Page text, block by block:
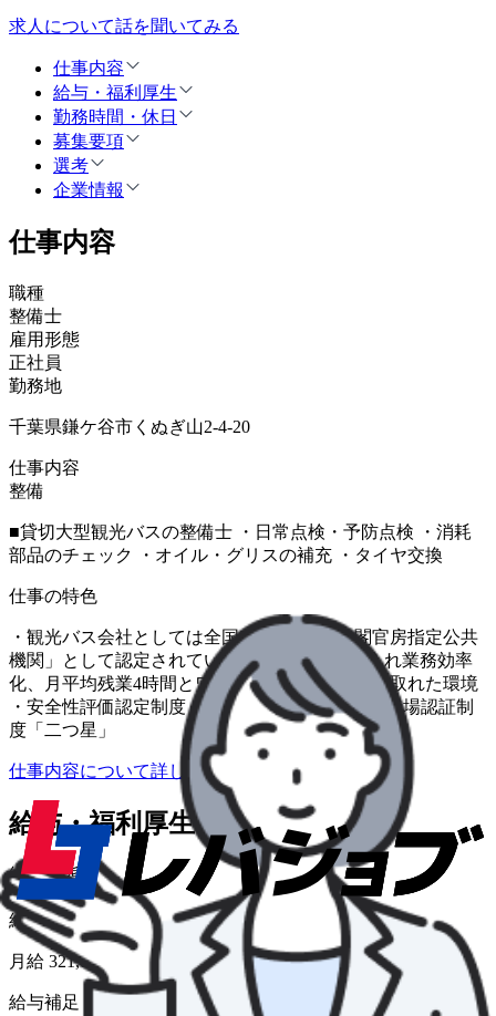
求人について話を聞いてみる
仕事内容
給与・福利厚生
勤務時間・休日
募集要項
選考
企業情報
仕事内容
職種
整備士
雇用形態
正社員
勤務地
千葉県鎌ケ谷市くぬぎ山2-4-20
仕事内容
整備
■貸切大型観光バスの整備士 ・日常点検・予防点検 ・消耗
部品のチェック ・オイル・グリスの補充 ・タイヤ交換
仕事の特色
・観光バス会社としては全国2社のみの「内閣官房指定公共
機関」として認定されています。 ・ITを取り入れ業務効率
化、月平均残業4時間とワークライフバランスの取れた環境
・安全性評価認定制度「三ツ星」 ・働きやすい職場認証制
度「二つ星」
仕事内容について詳しく知りたい
給与・福利厚生
給与形態
月給
給与
月給 321,000円〜
給与補足